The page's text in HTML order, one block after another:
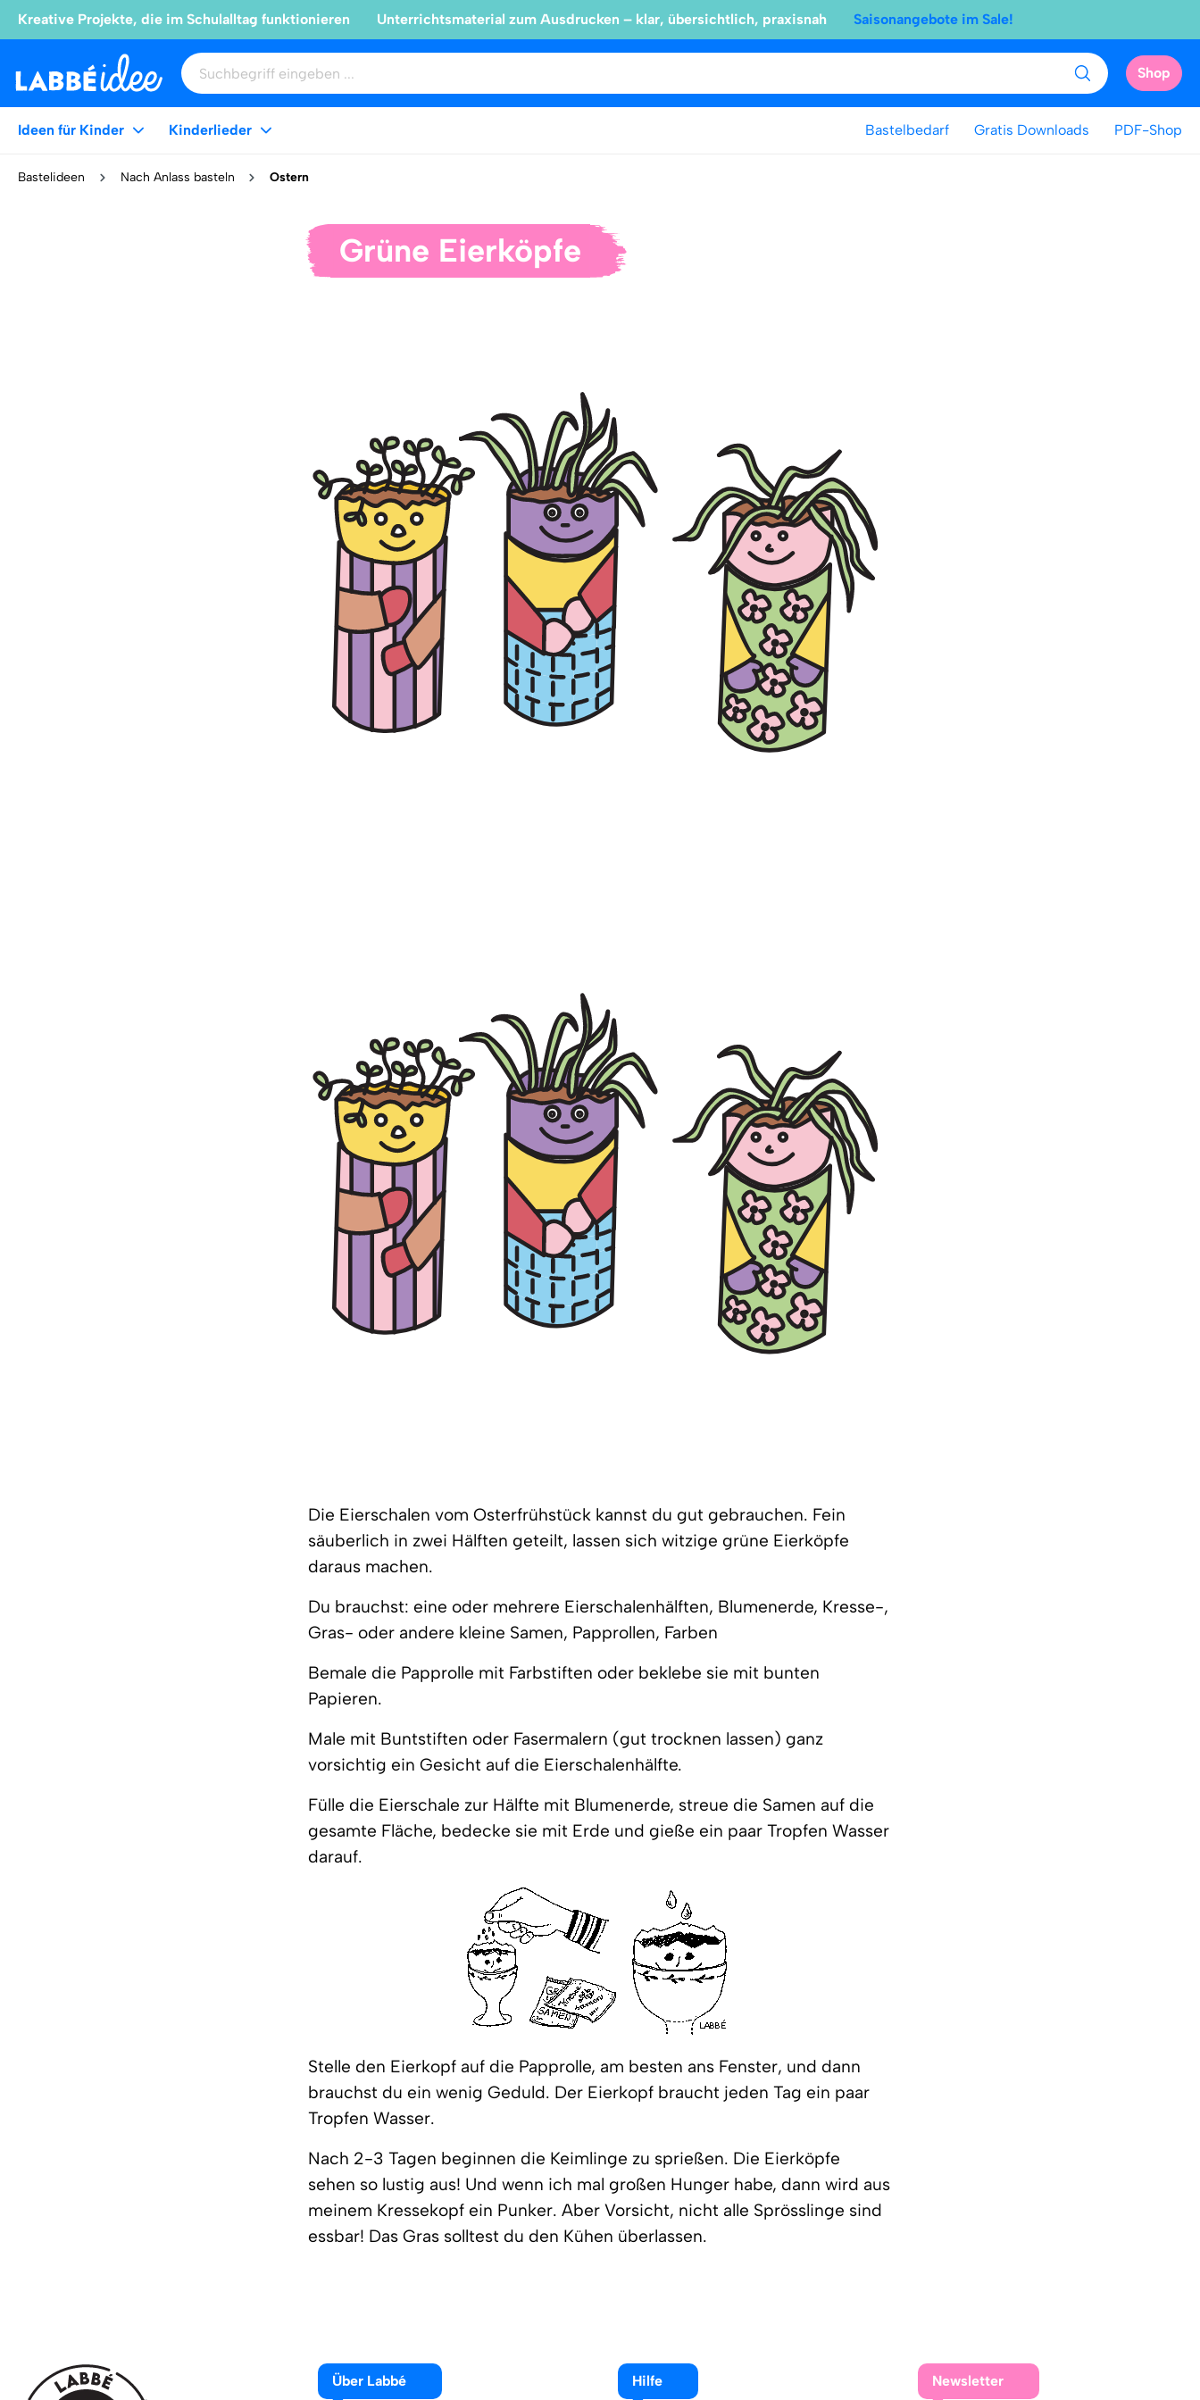
Kreative Projekte, die im Schulalltag funktionieren Unterrichtsmaterial zum Ausdrucken – klar, übersichtlich, praxisnah Saisonangebote im Sale!
Shop
Ideen für Kinder Kinderlieder Bastelbedarf Gratis Downloads PDF-Shop
Bastelideen Nach Anlass basteln Ostern
Grüne Eierköpfe
Die Eierschalen vom Osterfrühstück kannst du gut gebrauchen. Fein
säuberlich in zwei Hälften geteilt, lassen sich witzige grüne Eierköpfe
daraus machen.
Du brauchst: eine oder mehrere Eierschalenhälften, Blumenerde, Kresse-,
Gras- oder andere kleine Samen, Papprollen, Farben
Bemale die Papprolle mit Farbstiften oder beklebe sie mit bunten
Papieren.
Male mit Buntstiften oder Fasermalern (gut trocknen lassen) ganz
vorsichtig ein Gesicht auf die Eierschalenhälfte.
Fülle die Eierschale zur Hälfte mit Blumenerde, streue die Samen auf die
gesamte Fläche, bedecke sie mit Erde und gieße ein paar Tropfen Wasser
darauf.
Stelle den Eierkopf auf die Papprolle, am besten ans Fenster, und dann
brauchst du ein wenig Geduld. Der Eierkopf braucht jeden Tag ein paar
Tropfen Wasser.
Nach 2-3 Tagen beginnen die Keimlinge zu sprießen. Die Eierköpfe
sehen so lustig aus! Und wenn ich mal großen Hunger habe, dann wird aus
meinem Kressekopf ein Punker. Aber Vorsicht, nicht alle Sprösslinge sind
essbar! Das Gras solltest du den Kühen überlassen.
Über Labbé Hilfe Newsletter